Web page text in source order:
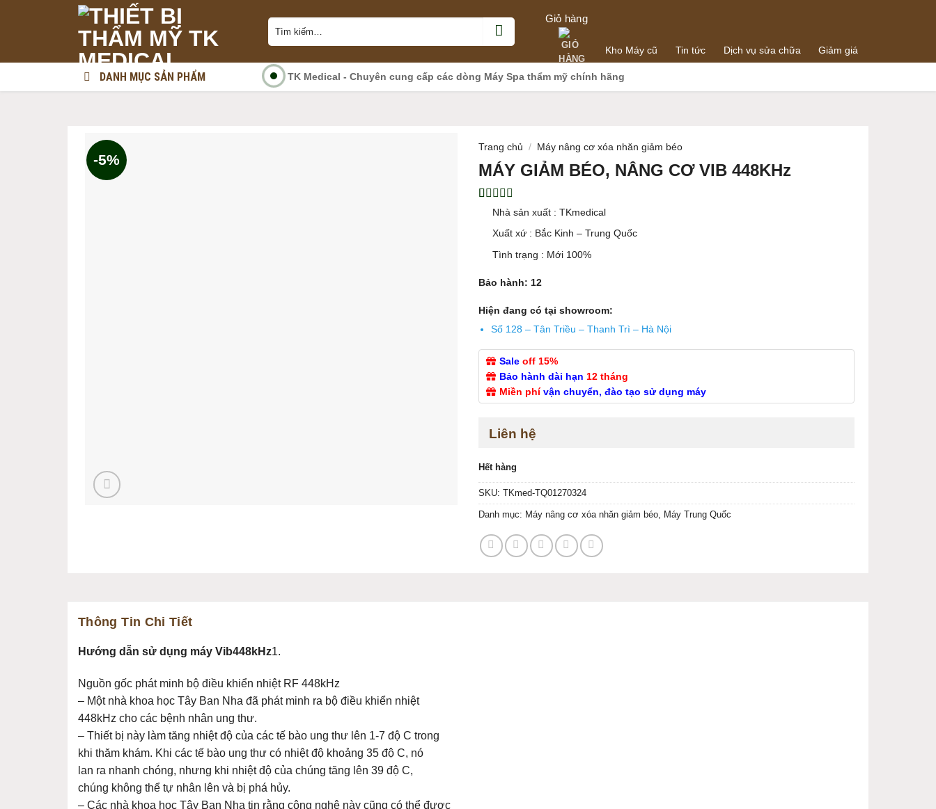
Tìm
kiếm:
Giỏ hàng
Kho Máy cũ Tin tức Dịch vụ sửa chữa Giảm giá
DANH MỤC SẢN PHẨM TK Medical - Chuyên cung cấp các dòng Máy Spa thẩm mỹ chính hãng
-5%
Trang chủ / Máy nâng cơ xóa nhăn giảm béo
MÁY GIẢM BÉO, NÂNG CƠ VIB 448KHz
5.00trên 5
đánh giá
Nhà sản xuất : TKmedical
Xuất xứ : Bắc Kinh – Trung Quốc
Tình trạng : Mới 100%
Bảo hành: 12
Hiện đang có tại showroom:
Số 128 – Tân Triều – Thanh Trì – Hà Nội
Sale off 15%
Bảo hành dài hạn 12 tháng
Miền phí vận chuyển, đào tạo sử dụng máy
Liên hệ
Hết hàng
SKU: TKmed-TQ01270324
Danh mục: Máy nâng cơ xóa nhăn giảm béo Máy Trung Quốc
Thông Tin Chi Tiết
Hướng dẫn sử dụng máy Vib448kHz1.
Nguồn gốc phát minh bộ điều khiển nhiệt RF 448kHz
– Một nhà khoa học Tây Ban Nha đã phát minh ra bộ điều khiển nhiệt
448kHz cho các bệnh nhân ung thư.
– Thiết bị này làm tăng nhiệt độ của các tế bào ung thư lên 1-7 độ C trong
khi thăm khám. Khi các tế bào ung thư có nhiệt độ khoảng 35 độ C, nó
lan ra nhanh chóng, nhưng khi nhiệt độ của chúng tăng lên 39 độ C,
chúng không thể tự nhân lên và bị phá hủy.
– Các nhà khoa học Tây Ban Nha tin rằng công nghệ này cũng có thể được